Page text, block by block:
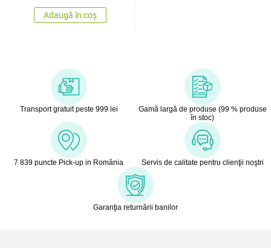
Adaugă în coș
Transport gratuit peste 999 lei
Gamă largă de produse (99 % produse
în stoc)
7 839 puncte Pick-up in România Servis de calitate pentru clienţii noştri
Garanţia returnării banilor